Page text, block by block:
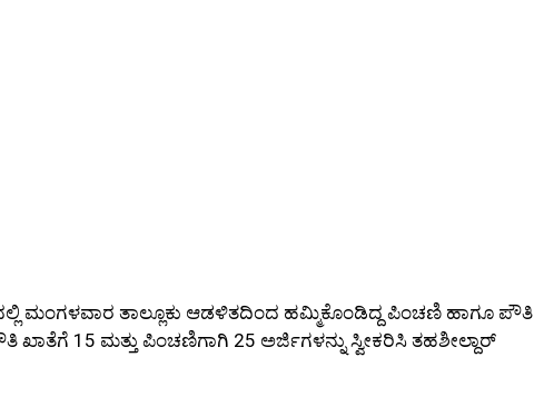
ಮಂಗಳವಾರ ತಾಲ್ಲೂಕು ಆಡಳಿತದಿಂದ ಹಮ್ಮಿಕೊಂಡಿದ್ದ ಪಿಂಚಣಿ ಹಾಗೂ ಪೌತಿ
15 ಮತ್ತು ಪಿಂಚಣಿಗಾಗಿ 25 ಅರ್ಜಿಗಳನ್ನು ಸ್ವೀಕರಿಸಿ ತಹಶೀಲ್ದಾರ್